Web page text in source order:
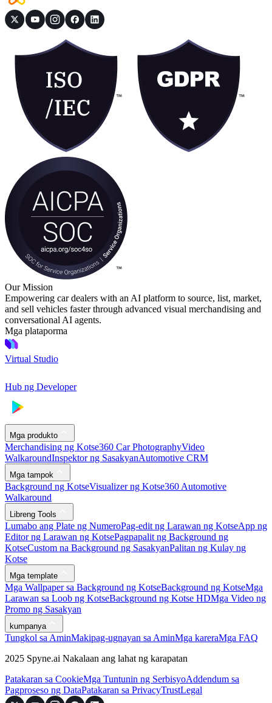
Our Mission
Empowering car dealers with an AI platform to source, list, market,
and sell vehicles faster through advanced visual merchandising and
conversational AI agents.
Mga plataporma
Virtual Studio
Hub ng Developer
Mga produkto
Merchandising ng Kotse360 Car PhotographyVideo
WalkaroundInspektor ng SasakyanAutomotive CRM
Mga tampok
Background ng KotseVisualizer ng Kotse360 Automotive
Walkaround
Libreng Tools
Lumabo ang Plate ng NumeroPag-edit ng Larawan ng KotseApp ng
Editor ng Larawan ng KotsePagpapalit ng Background ng
KotseCustom na Background ng SasakyanPalitan ng Kulay ng
Kotse
Mga template
Mga Wallpaper sa Background ng KotseBackground ng KotseMga
Larawan sa Loob ng KotseBackground ng Kotse HDMga Video ng
Promo ng Sasakyan
kumpanya
Tungkol sa AminMakipag-ugnayan sa AminMga kareraMga FAQ
2025 Spyne.ai Nakalaan ang lahat ng karapatan
Patakaran sa CookieMga Tuntunin ng SerbisyoAddendum sa
Pagproseso ng DataPatakaran sa PrivacyTrustLegal